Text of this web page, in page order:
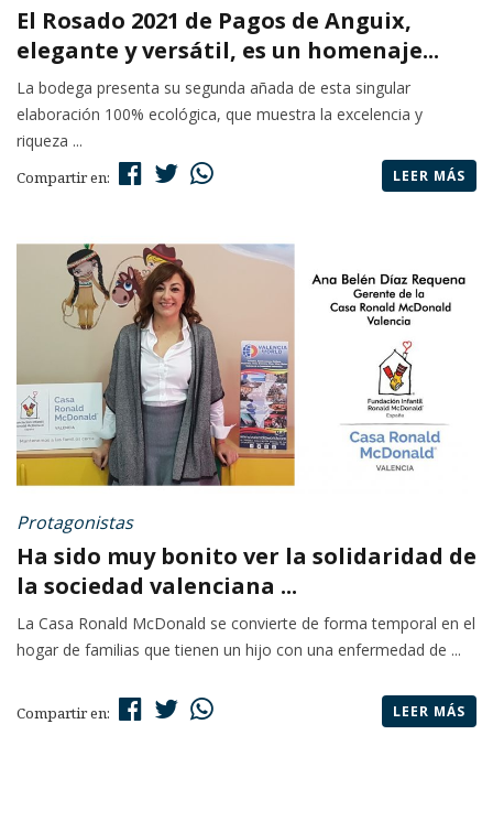
El Rosado 2021 de Pagos de Anguix,
elegante y versátil, es un homenaje...
La bodega presenta su segunda añada de esta singular
elaboración 100% ecológica, que muestra la excelencia y
riqueza ...
Compartir en: LEER MÁS
Protagonistas
Ha sido muy bonito ver la solidaridad de
la sociedad valenciana ...
La Casa Ronald McDonald se convierte de forma temporal en el
hogar de familias que tienen un hijo con una enfermedad de ...
Compartir en: LEER MÁS